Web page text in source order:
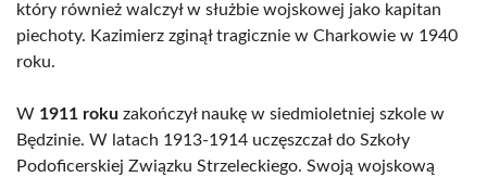
który również walczył w służbie wojskowej jako kapitan
piechoty. Kazimierz zginął tragicznie w Charkowie w 1940
roku.
W 1911 roku zakończył naukę w siedmioletniej szkole w
Będzinie. W latach 1913-1914 uczęszczał do Szkoły
Podoficerskiej Związku Strzeleckiego. Swoją wojskową